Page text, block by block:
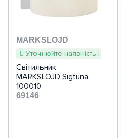
MARKSLOJD
Уточнюйте наявність і терміни
Світильник
MARKSLOJD Sigtuna
100010
69146